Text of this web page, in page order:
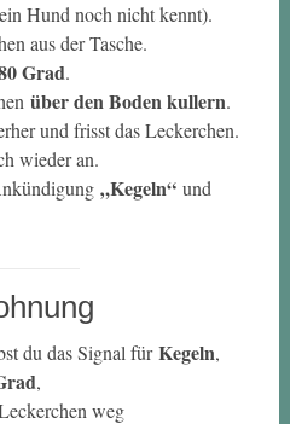
Hund noch nicht kennt).
aus der Tasche.
Grad.
über den Boden kullern.
und frisst das Leckerchen.
wieder an.
„Kegeln“und
du das Signal fürKegeln,
,
weg